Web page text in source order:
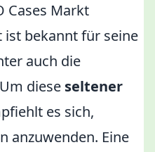
Cases Markt
ist bekannt für seine
auch die
diese seltener
es sich,
anzuwenden. Eine